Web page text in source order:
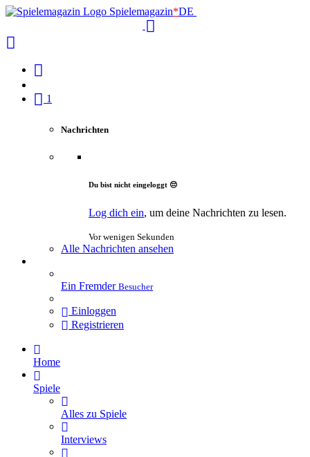
Spielemagazin*DE
1
Nachrichten
Du bist nicht eingeloggt 😔
Log dich ein, um deine Nachrichten zu lesen.
Vor wenigen Sekunden
Alle Nachrichten ansehen
Ein Fremder Besucher
Einloggen
Registrieren
Home
Spiele
Alles zu Spiele
Interviews